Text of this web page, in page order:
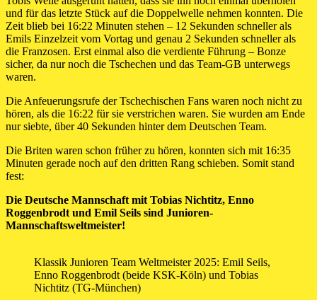
und für das letzte Stück auf die Doppelwelle nehmen konnten. Die
Zeit blieb bei 16:22 Minuten stehen – 12 Sekunden schneller als
Emils Einzelzeit vom Vortag und genau 2 Sekunden schneller als
die Franzosen. Erst einmal also die verdiente Führung – Bonze
sicher, da nur noch die Tschechen und das Team-GB unterwegs
waren.
Die Anfeuerungsrufe der Tschechischen Fans waren noch nicht zu
hören, als die 16:22 für sie verstrichen waren. Sie wurden am Ende
nur siebte, über 40 Sekunden hinter dem Deutschen Team.
Die Briten waren schon früher zu hören, konnten sich mit 16:35
Minuten gerade noch auf den dritten Rang schieben. Somit stand
fest:
Die Deutsche Mannschaft mit Tobias Nichtitz, Enno
Roggenbrodt und Emil Seils sind Junioren-
Mannschaftsweltmeister!
Klassik Junioren Team Weltmeister 2025: Emil Seils,
Enno Roggenbrodt (beide KSK-Köln) und Tobias
Nichtitz (TG-München)